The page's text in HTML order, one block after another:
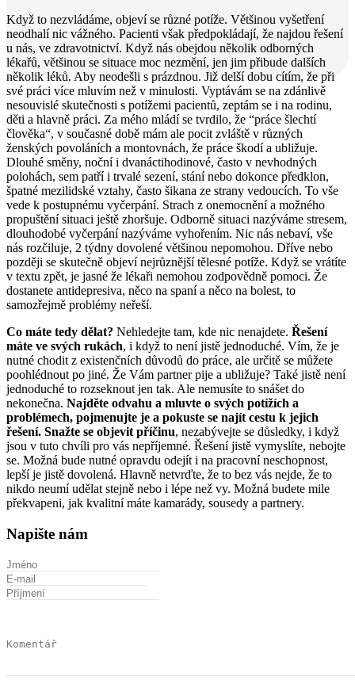
Když to nezvládáme, objeví se různé potíže. Většinou vyšetření
neodhalí nic vážného. Pacienti však předpokládají, že najdou řešení
u nás, ve zdravotnictví. Když nás obejdou několik odborných
lékařů, většinou se situace moc nezmění, jen jim přibude dalších
několik léků. Aby neodešli s prázdnou. Již delší dobu cítím, že při
své práci více mluvím než v minulosti. Vyptávám se na zdánlivě
nesouvislé skutečnosti s potížemi pacientů, zeptám se i na rodinu,
děti a hlavně práci. Za mého mládí se tvrdilo, že “práce šlechtí
člověka“, v současné době mám ale pocit zvláště v různých
ženských povoláních a montovnách, že práce škodí a ubližuje.
Dlouhé směny, noční i dvanáctihodinové, často v nevhodných
polohách, sem patří i trvalé sezení, stání nebo dokonce předklon,
špatné mezilidské vztahy, často šikana ze strany vedoucích. To vše
vede k postupnému vyčerpání. Strach z onemocnění a možného
propuštění situaci ještě zhoršuje. Odborně situaci nazýváme stresem,
dlouhodobé vyčerpání nazýváme vyhořením. Nic nás nebaví, vše
nás rozčiluje, 2 týdny dovolené většinou nepomohou. Dříve nebo
později se skutečně objeví nejrůznější tělesné potíže. Když se vrátíte
v textu zpět, je jasné že lékaři nemohou zodpovědně pomoci. Že
dostanete antidepresiva, něco na spaní a něco na bolest, to
samozřejmě problémy neřeší.
Co máte tedy dělat? Nehledejte tam, kde nic nenajdete. Řešení
máte ve svých rukách, i když to není jistě jednoduché. Vím, že je
nutné chodit z existenčních důvodů do práce, ale určitě se můžete
poohlédnout po jiné. Že Vám partner pije a ubližuje? Také jistě není
jednoduché to rozseknout jen tak. Ale nemusíte to snášet do
nekonečna. Najděte odvahu a mluvte o svých potížích a
problémech, pojmenujte je a pokuste se najít cestu k jejich
řešení. Snažte se objevit příčinu, nezabývejte se důsledky, i když
jsou v tuto chvíli pro vás nepříjemné. Řešení jistě vymyslíte, nebojte
se. Možná bude nutné opravdu odejít i na pracovní neschopnost,
lepší je jistě dovolená. Hlavně netvrďte, že to bez vás nejde, že to
nikdo neumí udělat stejně nebo i lépe než vy. Možná budete mile
překvapeni, jak kvalitní máte kamarády, sousedy a partnery.
Napište nám